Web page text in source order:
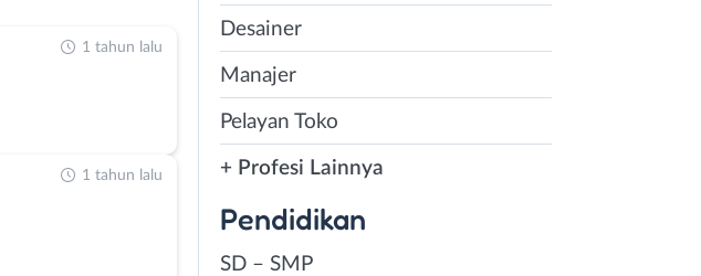
1 tahun lalu
1 tahun lalu
Desainer
Manajer
Pelayan Toko
+ Profesi Lainnya
Pendidikan
SD – SMP